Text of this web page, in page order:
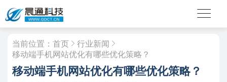
当前位置： 首页
行业新闻
移动端手机网站优化有哪些优化策略？
移动端手机网站优化有哪些优化策略？